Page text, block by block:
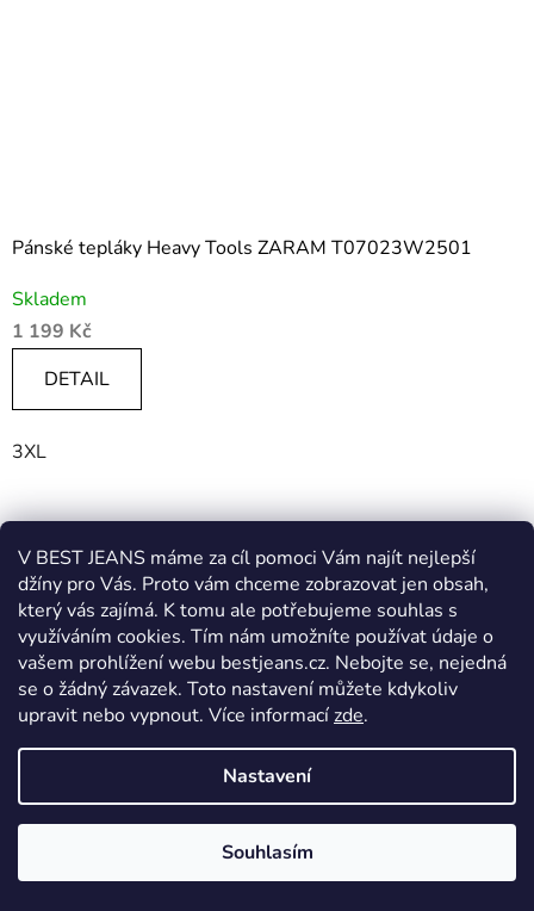
V BEST JEANS máme za cíl pomoci Vám najít nejlepší
džíny pro Vás. Proto vám chceme zobrazovat jen obsah,
který vás zajímá. K tomu ale potřebujeme souhlas s
využíváním cookies. Tím nám umožníte používat údaje o
vašem prohlížení webu bestjeans.cz. Nebojte se, nejedná
se o žádný závazek. Toto nastavení můžete kdykoliv
upravit nebo vypnout. Více informacízde.
Nastavení
Souhlasím
Pánské tepláky Heavy Tools ZARAM T07023W2501
Skladem
1 199 Kč
DETAIL
3XL